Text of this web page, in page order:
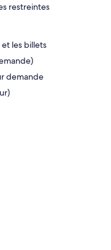
restreintes
et les billets
demande